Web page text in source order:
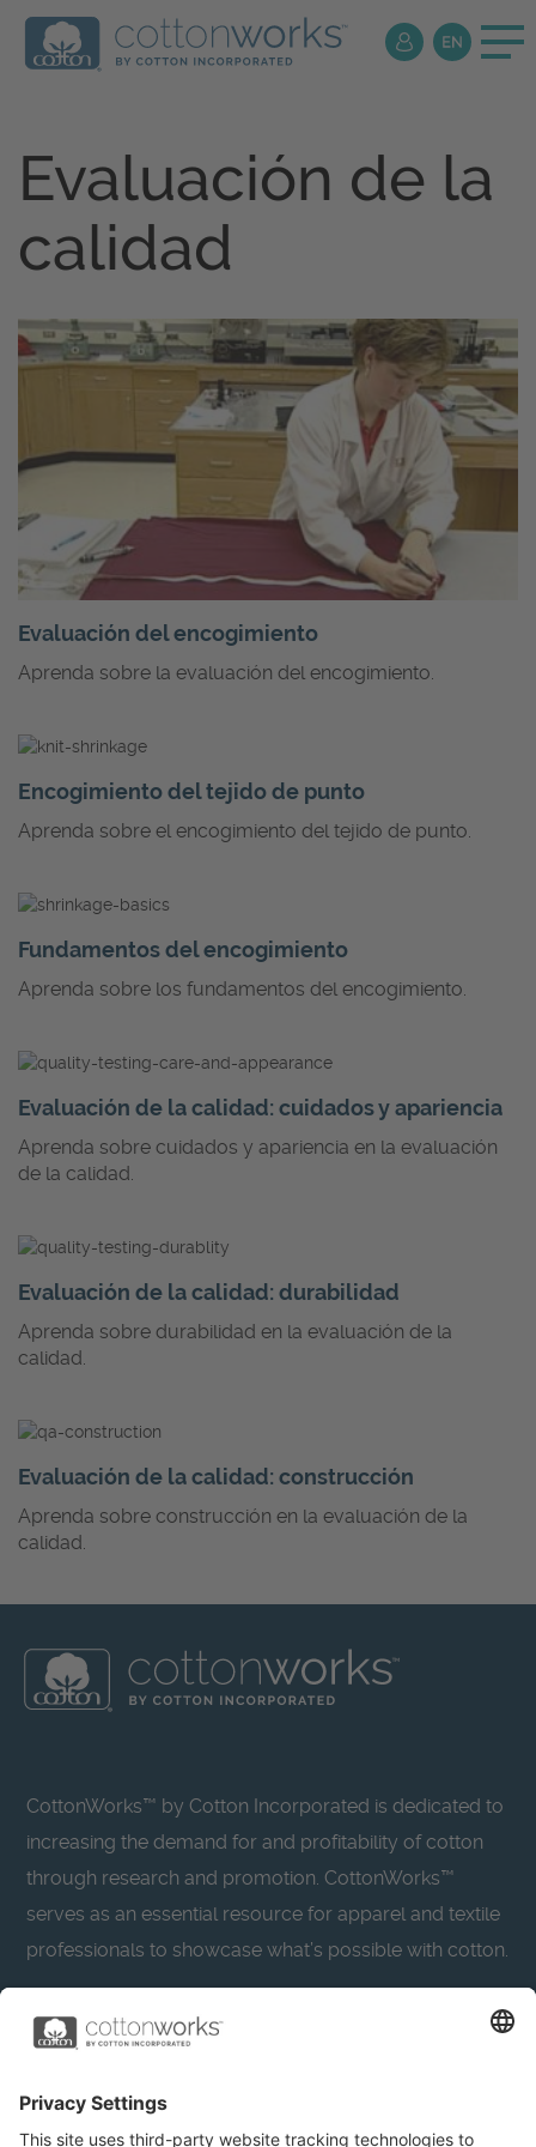
Evaluación de la
calidad
Evaluación del encogimiento
Aprenda sobre la evaluación del encogimiento.
Encogimiento del tejido de punto
Aprenda sobre el encogimiento del tejido de punto.
Fundamentos del encogimiento
Aprenda sobre los fundamentos del encogimiento.
Evaluación de la calidad: cuidados y apariencia
Aprenda sobre cuidados y apariencia en la evaluación
de la calidad.
Evaluación de la calidad: durabilidad
Aprenda sobre durabilidad en la evaluación de la
calidad.
Evaluación de la calidad: construcción
Aprenda sobre construcción en la evaluación de la
calidad.
CottonWorks™ by Cotton Incorporated is dedicated to
increasing the demand for and profitability of cotton
through research and promotion. CottonWorks™
serves as an essential resource for apparel and textile
professionals to showcase what’s possible with cotton.
Learn more about Cotton Incorporated’s sustainability
CottonToday